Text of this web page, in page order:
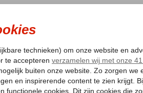
ZOMER 2026 ZONVAKANTIE